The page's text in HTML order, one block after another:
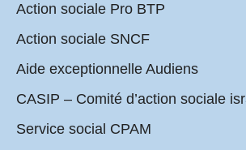
Action sociale Pro BTP
Action sociale SNCF
Aide exceptionnelle Audiens
CASIP – Comité d’action sociale
Service social CPAM